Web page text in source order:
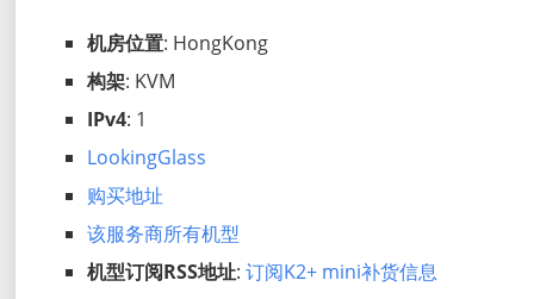
机房位置: HongKong
构架: KVM
IPv4: 1
LookingGlass
购买地址
该服务商所有机型
机型订阅RSS地址:订阅K2+ mini补货信息